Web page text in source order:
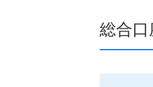
総合